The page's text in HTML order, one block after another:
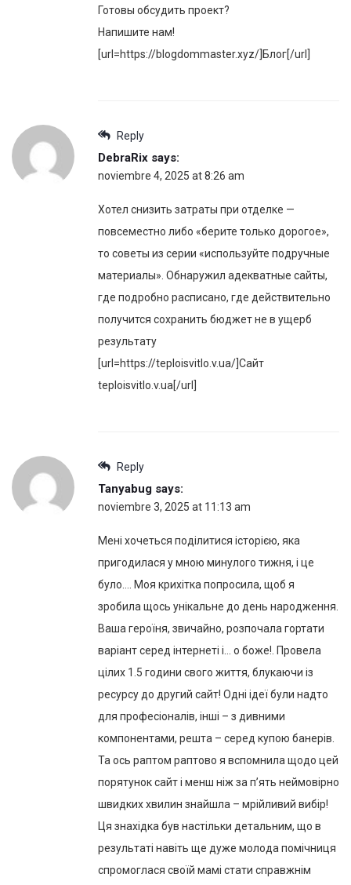
Готовы обсудить проект?
Напишите нам!
[url=https://blogdommaster.xyz/]Блог[/url]
Reply
DebraRix says:
noviembre 4, 2025 at 8:26 am
Хотел снизить затраты при отделке —
повсеместно либо «берите только дорогое»,
то советы из серии «используйте подручные
материалы». Обнаружил адекватные сайты,
где подробно расписано, где действительно
получится сохранить бюджет не в ущерб
результату
[url=https://teploisvitlo.v.ua/]Сайт
teploisvitlo.v.ua[/url]
Reply
Tanyabug says:
noviembre 3, 2025 at 11:13 am
Мені хочеться поділитися історією, яка
пригодилася у мною минулого тижня, і це
було…. Моя крихітка попросила, щоб я
зробила щось унікальне до день народження.
Ваша героїня, звичайно, розпочала гортати
варіант серед інтернеті і… о боже!. Провела
цілих 1.5 години свого життя, блукаючи із
ресурсу до другий сайт! Одні ідеї були надто
для професіоналів, інші – з дивними
компонентами, решта – серед купою банерів.
Та ось раптом раптово я вспомнила щодо цей
порятунок сайт і менш ніж за п’ять неймовірно
швидких хвилин знайшла – мрійливий вибір!
Ця знахідка був настільки детальним, що в
результаті навіть ще дуже молода помічниця
спромоглася своїй мамі стати справжнім